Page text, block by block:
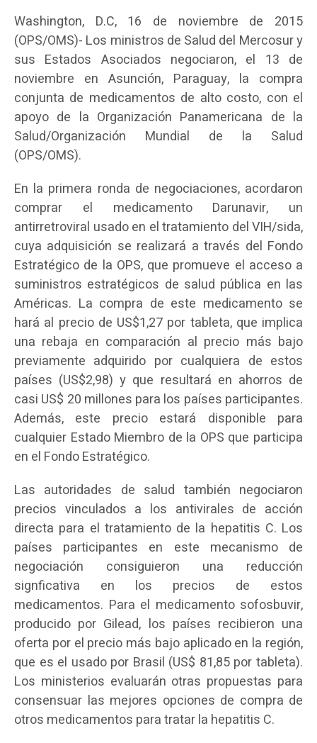
Washington, D.C, 16 de noviembre de 2015
(OPS/OMS)- Los ministros de Salud del Mercosur y
sus Estados Asociados negociaron, el 13 de
noviembre en Asunción, Paraguay, la compra
conjunta de medicamentos de alto costo, con el
apoyo de la Organización Panamericana de la
Salud/Organización Mundial de la Salud
(OPS/OMS).
En la primera ronda de negociaciones, acordaron
comprar el medicamento Darunavir, un
antirretroviral usado en el tratamiento del VIH/sida,
cuya adquisición se realizará a través del Fondo
Estratégico de la OPS, que promueve el acceso a
suministros estratégicos de salud pública en las
Américas. La compra de este medicamento se
hará al precio de US$1,27 por tableta, que implica
una rebaja en comparación al precio más bajo
previamente adquirido por cualquiera de estos
países (US$2,98) y que resultará en ahorros de
casi US$ 20 millones para los países participantes.
Además, este precio estará disponible para
cualquier Estado Miembro de la OPS que participa
en el Fondo Estratégico.
Las autoridades de salud también negociaron
precios vinculados a los antivirales de acción
directa para el tratamiento de la hepatitis C. Los
países participantes en este mecanismo de
negociación consiguieron una reducción
signficativa en los precios de estos
medicamentos. Para el medicamento sofosbuvir,
producido por Gilead, los países recibieron una
oferta por el precio más bajo aplicado en la región,
que es el usado por Brasil (US$ 81,85 por tableta).
Los ministerios evaluarán otras propuestas para
consensuar las mejores opciones de compra de
otros medicamentos para tratar la hepatitis C.